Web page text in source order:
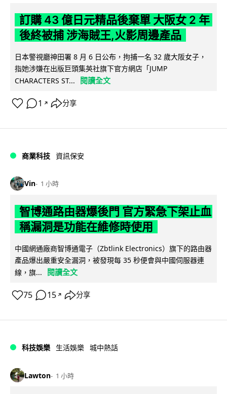
訂購 43 億日元精品後棄單 大阪女 2 年
後終被捕 涉海賊王,火影周邊產品
日本警視廳神田署 8 月 6 日公布，拘捕一名 32 歲大阪女子，
指她涉嫌在出版巨頭集英社旗下官方網店「JUMP
CHARACTERS ST...
閱讀全文
1 ↗ 分享
商業科技 資訊保安
Vin 1 小時
智博通路由器爆後門 官方緊急下架止血
稱漏洞是功能在維修時使用
中國網通廠商智博通電子（Zbtlink Electronics）旗下的路由器
產品爆出嚴重安全漏洞，被發現每 35 秒便會與中國伺服器連
線，旗...
閱讀全文
75 15 ↗ 分享
科技娛樂 生活娛樂 城中熱話
Lawton 1 小時